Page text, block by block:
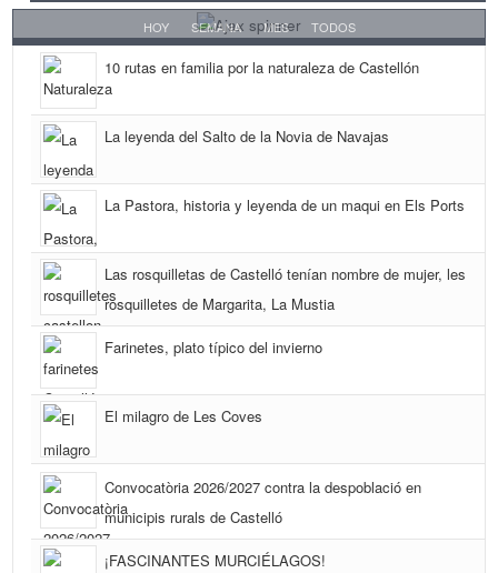
HOY SEMANA MES TODOS
10 rutas en familia por la naturaleza de Castellón
La leyenda del Salto de la Novia de Navajas
La Pastora, historia y leyenda de un maqui en Els Ports
Las rosquilletas de Castelló tenían nombre de mujer, les
rosquilletes de Margarita, La Mustia
Farinetes, plato típico del invierno
El milagro de Les Coves
Convocatòria 2026/2027 contra la despoblació en
municipis rurals de Castelló
¡FASCINANTES MURCIÉLAGOS!